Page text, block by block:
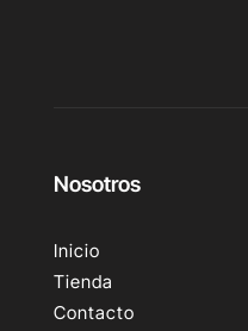
Nosotros
Inicio
Tienda
Contacto